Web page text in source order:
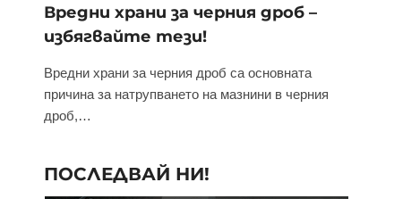
Вредни храни за черния дроб –
избягвайте тези!
Вредни храни за черния дроб са основната
причина за натрупването на мазнини в черния
дроб,…
ПОСЛЕДВАЙ НИ!